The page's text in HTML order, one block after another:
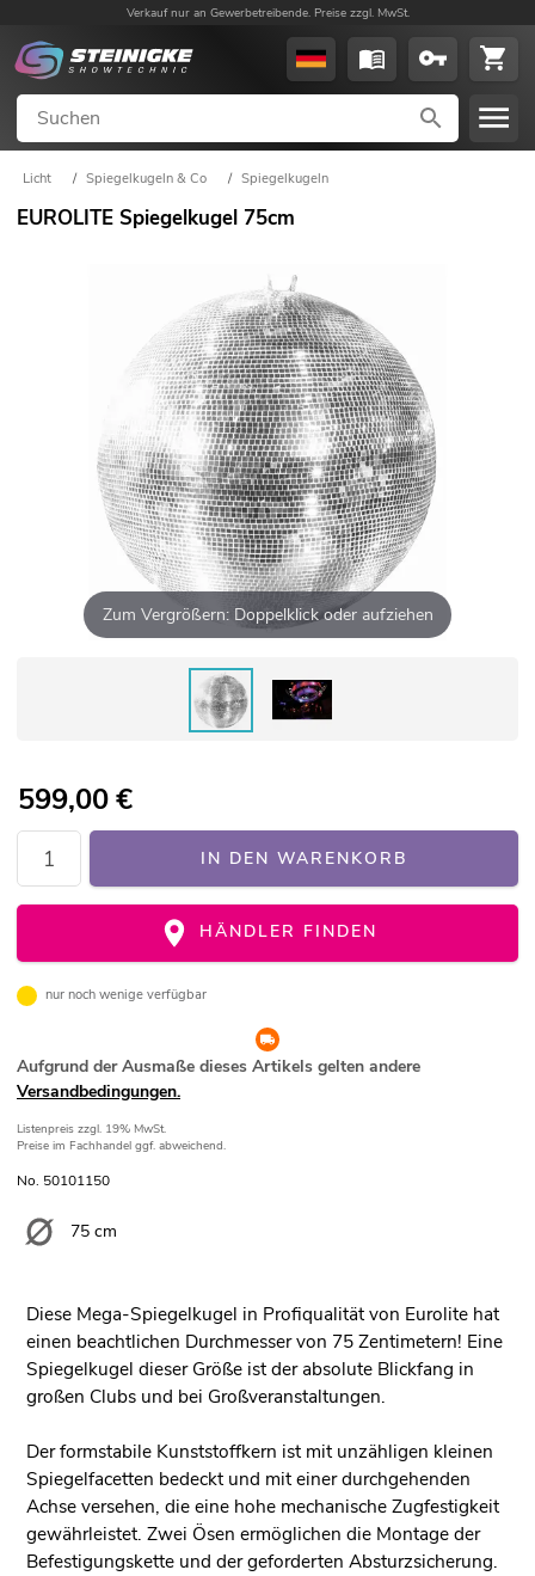
Verkauf nur an Gewerbetreibende. Preise zzgl. MwSt.
Licht / Spiegelkugeln & Co / Spiegelkugeln
EUROLITE Spiegelkugel 75cm
Zum Vergrößern: Doppelklick oder aufziehen
599,00€
IN DEN WARENKORB
HÄNDLER FINDEN
nur noch wenige verfügbar
Aufgrund der Ausmaße dieses Artikels gelten andere
Versandbedingungen.
Listenpreis zzgl. 19% MwSt.
Preise im Fachhandel ggf. abweichend.
No. 50101150
75 cm
Diese Mega-Spiegelkugel in Profiqualität von Eurolite hat
einen beachtlichen Durchmesser von 75 Zentimetern! Eine
Spiegelkugel dieser Größe ist der absolute Blickfang in
großen Clubs und bei Großveranstaltungen.
Der formstabile Kunststoffkern ist mit unzähligen kleinen
Spiegelfacetten bedeckt und mit einer durchgehenden
Achse versehen, die eine hohe mechanische Zugfestigkeit
gewährleistet. Zwei Ösen ermöglichen die Montage der
Befestigungskette und der geforderten Absturzsicherung.